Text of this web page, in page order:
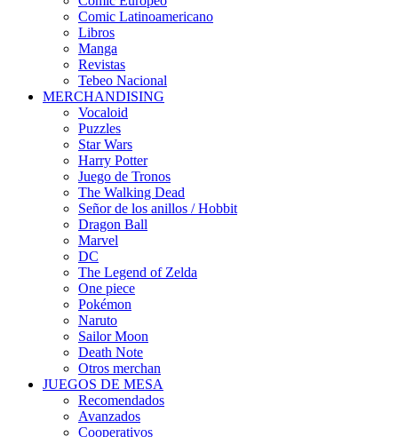
Comic Latinoamericano
Libros
Manga
Revistas
Tebeo Nacional
MERCHANDISING
Vocaloid
Puzzles
Star Wars
Harry Potter
Juego de Tronos
The Walking Dead
Señor de los anillos / Hobbit
Dragon Ball
Marvel
DC
The Legend of Zelda
One piece
Pokémon
Naruto
Sailor Moon
Death Note
Otros merchan
JUEGOS DE MESA
Recomendados
Avanzados
Cooperativos